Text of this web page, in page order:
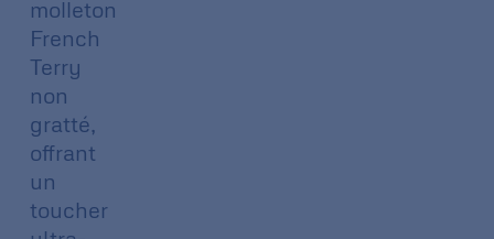
molleton
French
Terry
non
gratté,
offrant
un
toucher